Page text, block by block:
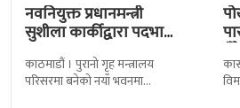
नवनियुक्त प्रधानमन्त्री
सुशीला कार्कीद्वारा पदभार
काठमाडौं । पुरानो गृह मन्त्रालय
परिसरमा बनेको नयाँ भवनमा
हुँदै